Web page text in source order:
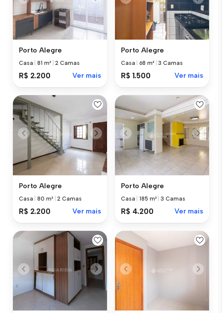
Porto Alegre
Casa |81 m² |2 Camas
R$ 2.200 Ver mais
Porto Alegre
Casa 68 m² |3 Camas
R$ 1.500 Ver mais
Porto Alegre
Casa |80 m² |2 Camas
R$ 2.200 Ver mais
Porto Alegre
Casa |185 m² |3 Camas
R$ 4.200 Ver mais